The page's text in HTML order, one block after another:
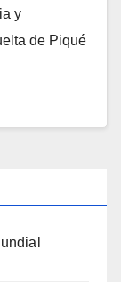
y
de Piqué